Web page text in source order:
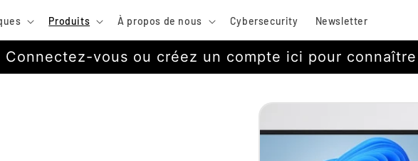
Produits À propos de nous Cybersecurity Newsletter
Connectez-vous ou créez un compte ici pour